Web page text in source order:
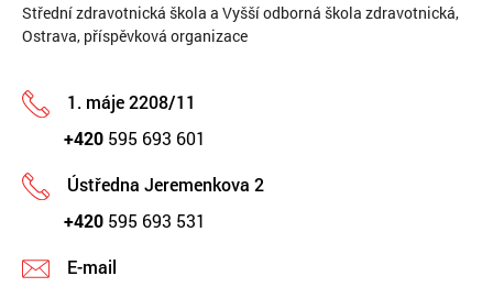
Střední zdravotnická škola a Vyšší odborná škola zdravotnická,
Ostrava, příspěvková organizace
1. máje 2208/11
+420 595 693 601
Ústředna Jeremenkova 2
+420 595 693 531
E-mail